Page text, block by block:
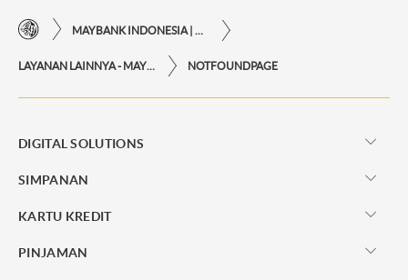
MAYBANK INDONESIA | KEMUDAHAN TRANSAKSI FINANSIAL DI UJUNG JARI ANDA
LAYANAN LAINNYA - MAYBANK INDONESIA NOTFOUNDPAGE
DIGITAL SOLUTIONS
SIMPANAN
KARTU KREDIT
PINJAMAN